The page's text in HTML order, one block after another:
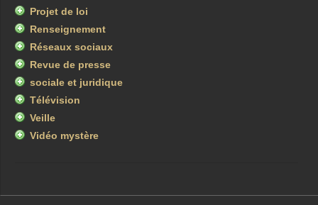
Projet de loi
Renseignement
Réseaux sociaux
Revue de presse
sociale et juridique
Télévision
Veille
Vidéo mystère